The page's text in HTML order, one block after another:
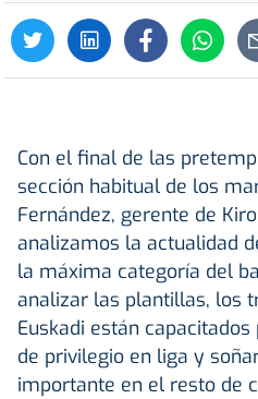
Con el final de las
sección habitual de los
Fernández, gerente de
analizamos la actualidad
la máxima categoría del
analizar las plantillas, los
Euskadi están
de privilegio en liga y
importante en el resto de